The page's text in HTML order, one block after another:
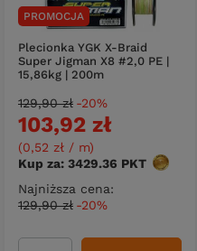
PROMOCJA
Plecionka YGK X-Braid
Super Jigman X8 #2,0 PE |
15,86kg | 200m
103,92 zł
(0,52 zł / m)
Kup za: 3429.36 PKT punktów
Najniższa cena:
129,90 zł -20%
129,90 zł -20%